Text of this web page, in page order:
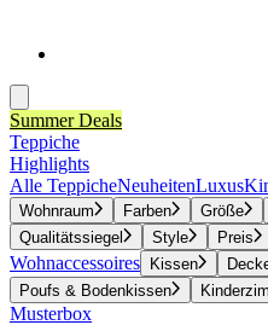
Summer Deals
Teppiche
Highlights
Alle TeppicheNeuheitenLuxus
Wohnraum Farben Größe
Qualitätssiegel
Style Preis
Wohnaccessoires Kissen
Poufs & Bodenkissen
Musterbox